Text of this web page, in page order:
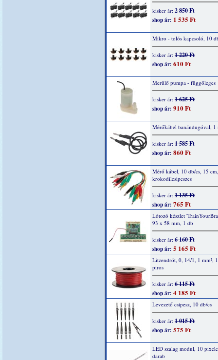
kisker ár: 2 850 Ft
shop ár: 1 535 Ft
Mikro - tolós kapcsoló, 10
kisker ár: 1 220 Ft
shop ár: 610 Ft
Merülő pumpa - függőleges
kisker ár: 1 625 Ft
shop ár: 910 Ft
Mérőkábel banándugóval, 1
kisker ár: 1 585 Ft
shop ár: 860 Ft
Mérő kábel, 10 db/cs, 15 cm,
krokodílcsipeszes
kisker ár: 1 135 Ft
shop ár: 765 Ft
Lótozó készlet
93 x 58 mm, 1 db
kisker ár: 6 160 Ft
shop ár: 5 165 Ft
Litzendrót, 0, 14/1, 1 mm²,
piros
kisker ár: 6 115 Ft
shop ár: 4 185 Ft
Levezető csipesz, 10 db/cs
kisker ár: 1 015 Ft
shop ár: 575 Ft
LED szalag modul, 10
darab